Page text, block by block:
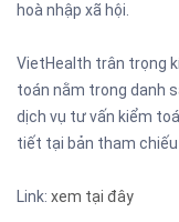
hoà nhập xã hội.
VietHealth trân trọng
toán nằm trong danh
dịch vụ tư vấn kiểm
tiết tại bản tham
Link: xem tại đây